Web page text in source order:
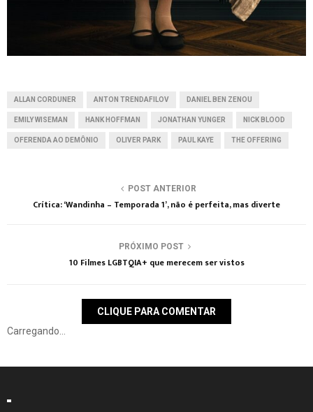
ALLAN CORDUNER ANTON TRENDAFILOV DANIEL BEN ZENOU
EMILY WISEMAN HANK HOFFMAN JONATHAN YUNGER NICK BLOOD
OFERENDA AO DEMÔNIO OLIVER PARK PAUL KAYE THE OFFERING
POST ANTERIOR
Crítica: ‘Wandinha – Temporada 1’, não é perfeita, mas diverte
PRÓXIMO POST
10 Filmes LGBTQIA+ que merecem ser vistos
CLIQUE PARA COMENTAR
Carregando...